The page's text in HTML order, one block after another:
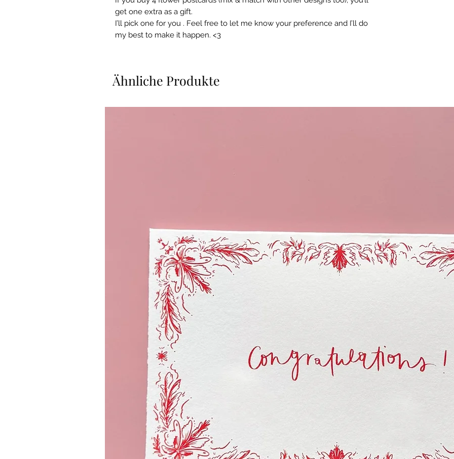
get one extra as a gift.
I’ll pick one for you . Feel free to let me know your preference and I’ll do
my best to make it happen. <3
Ähnliche Produkte